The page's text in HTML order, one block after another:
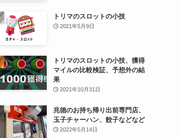
トリマのスロットの小技
2021年5月9日
トリマのスロットの小技、獲得
マイルの比較検証、予想外の結
果
2021年10月31日
兆徳のお持ち帰り出前専門店、
玉子チャーハン、餃子などなど
2022年5月14日